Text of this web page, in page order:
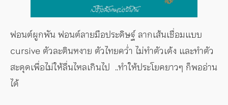
ฟอนต์ผูกพัน ฟอนต์ลายมือประดิษฐ์ ลากเส้นเชื่อมแบบ
cursive ตัวละตินหงาย ตัวไทยคว่ำ ไม่ทำตัวเด้ง และทำตัว
สะดุดเพื่อไม่ให้ลื่นไหลเกินไป ..ทำให้ประโยคยาวๆ ก็พออ่าน
ได้